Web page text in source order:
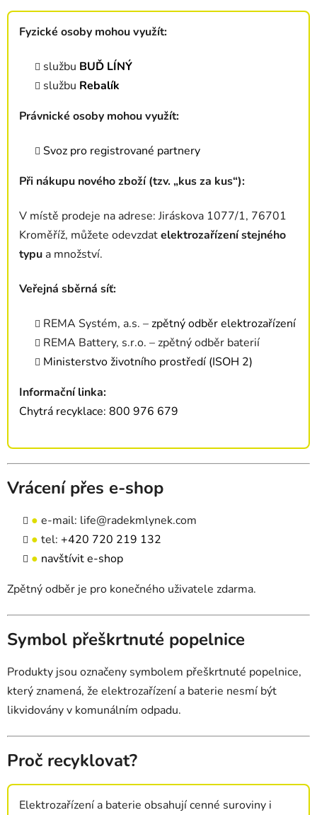
Fyzické osoby mohou využít:
službu BUĎ LÍNÝ
službu Rebalík
Právnické osoby mohou využít:
Svoz pro registrované partnery
Při nákupu nového zboží (tzv. „kus za kus“):
V místě prodeje na adrese: Jiráskova 1077/1, 76701
Kroměříž, můžete odevzdatelektrozařízení stejného
typu a množství.
Veřejná sběrná síť:
REMA Systém, a.s. –zpětný odběr elektrozařízení
REMA Battery, s.r.o. – zpětný odběr baterií
Ministerstvo životního prostředí (ISOH 2)
Informační linka:
Chytrá recyklace: 800 976 679
Vrácení přes e-shop
● e-mail: life@radekmlynek.com
● tel: +420 720 219 132
● navštívit e-shop
Zpětný odběr je pro konečného uživatele zdarma.
Symbol přeškrtnuté popelnice
Produkty jsou označeny symbolem přeškrtnuté popelnice,
který znamená, že elektrozařízení a baterie nesmí být
likvidovány v komunálním odpadu.
Proč recyklovat?
Elektrozařízení a baterie obsahují cenné suroviny i